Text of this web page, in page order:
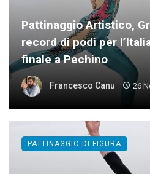
Pattinaggio Artistico,
record di podi per
finale a Pechino
Francesco Canu 26
PATTINAGGIO DI FIGURA